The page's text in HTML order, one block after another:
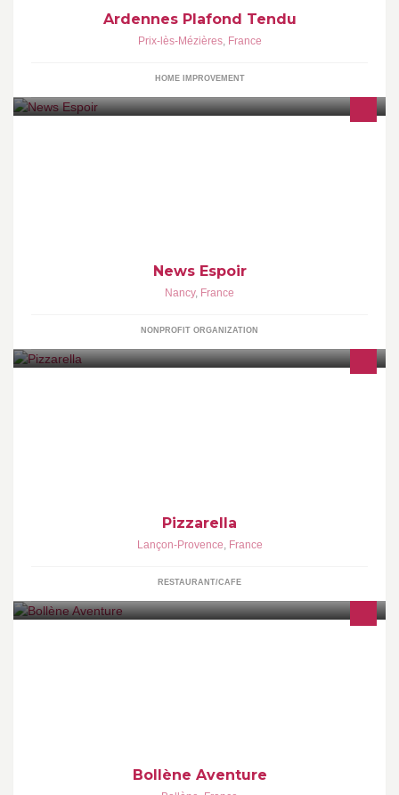
Ardennes Plafond Tendu
Prix-lès-Mézières, France
HOME IMPROVEMENT
News Espoir
Nancy, France
NONPROFIT ORGANIZATION
Pizzarella
Lançon-Provence, France
RESTAURANT/CAFE
Bollène Aventure